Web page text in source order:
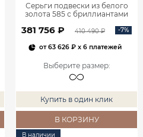
Серьги подвески из белого
золота 585 с бриллиантами
381 756 ₽ 410 490 ₽ -7%
от63 626 ₽x 6 платежей
Выберите размер:
Купить в один клик
В КОРЗИНУ
В наличии